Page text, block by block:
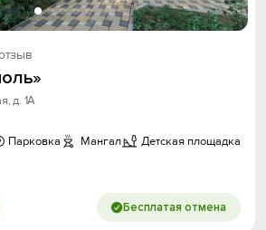
д. 1А
Парковка Мангал
Детская площадка
Бесплатая отмена